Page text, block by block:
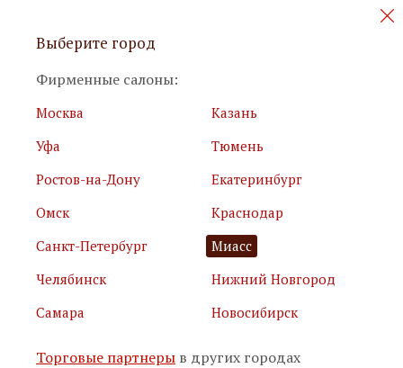
Персональные акции и новинки
Я принимаю
условия использования сайта
Я соглашаюсь сполитикой обработки персональных
Подписаться
Выберите город
Фирменные салоны:
Москва
Казань
Уфа
Тюмень
Ростов-на-Дону
Екатеринбург
Омск
Краснодар
Санкт-Петербург
Миасс
Челябинск
Нижний Новгород
Самара
Новосибирск
Торговые партнеры в других городах